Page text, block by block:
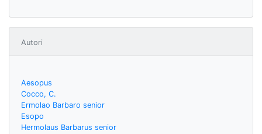
Autori
Aesopus
Cocco, C.
Ermolao Barbaro senior
Esopo
Hermolaus Barbarus senior